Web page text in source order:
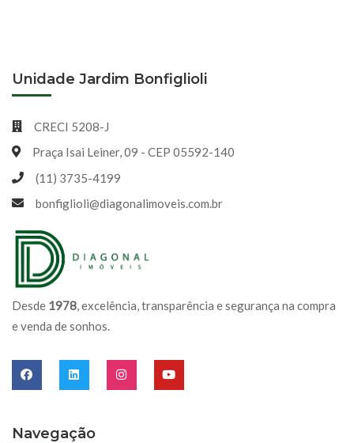
Desde 1978, excelência, transparência e segurança na compra
e venda de sonhos.
Navegação
Unidade Jardim Bonfiglioli
CRECI 5208-J
Praça Isai Leiner, 09 - CEP 05592-140
(11) 3735-4199
bonfiglioli@diagonalimoveis.com.br